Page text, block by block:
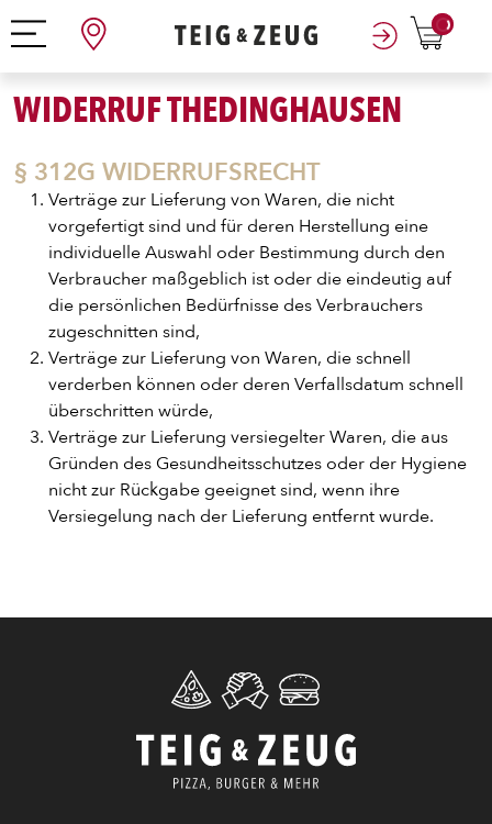
0
ENTDECKE UNSER ZEUG
WIDERRUF THEDINGHAUSEN
§ 312G WIDERRUFSRECHT
Verträge zur Lieferung von Waren, die nicht
vorgefertigt sind und für deren Herstellung eine
individuelle Auswahl oder Bestimmung durch den
Verbraucher maßgeblich ist oder die eindeutig auf
die persönlichen Bedürfnisse des Verbrauchers
zugeschnitten sind,
Verträge zur Lieferung von Waren, die schnell
verderben können oder deren Verfallsdatum schnell
überschritten würde,
Verträge zur Lieferung versiegelter Waren, die aus
Gründen des Gesundheitsschutzes oder der Hygiene
nicht zur Rückgabe geeignet sind, wenn ihre
Versiegelung nach der Lieferung entfernt wurde.